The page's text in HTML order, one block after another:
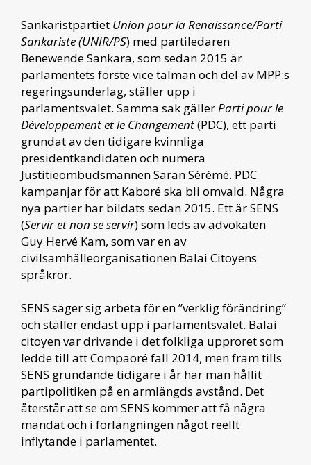
Sankaristpartiet Union pour la Renaissance/Parti
Sankariste (UNIR/PS) med partiledaren
Benewende Sankara, som sedan 2015 är
parlamentets förste vice talman och del av MPP:s
regeringsunderlag, ställer upp i
parlamentsvalet. Samma sak gäller Parti pour le
Développement et le Changement(PDC), ett parti
grundat av den tidigare kvinnliga
presidentkandidaten och numera
Justitieombudsmannen Saran Sérémé. PDC
kampanjar för att Kaboré ska bli omvald. Några
nya partier har bildats sedan 2015. Ett är SENS
(Servir et non se servir) som leds av advokaten
Guy Hervé Kam, som var en av
civilsamhälleorganisationen Balai Citoyens
språkrör.
SENS säger sig arbeta för en ”verklig förändring”
och ställer endast upp i parlamentsvalet. Balai
citoyen var drivande i det folkliga upproret som
ledde till att Compaoré fall 2014, men fram tills
SENS grundande tidigare i år har man hållit
partipolitiken på en armlängds avstånd. Det
återstår att se om SENS kommer att få några
mandat och i förlängningen något reellt
inflytande i parlamentet.